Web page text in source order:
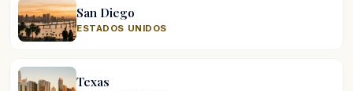
San Diego
ESTADOS UNIDOS
Texas